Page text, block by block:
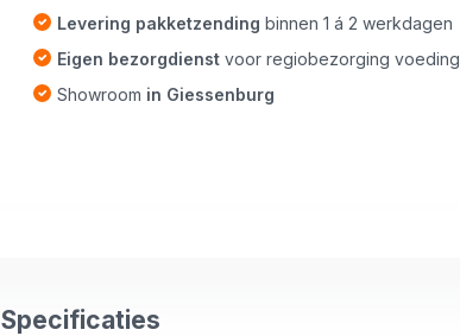
Levering pakketzendingbinnen 1 á 2 werkdagen
Eigen bezorgdienstvoor regiobezorging voeding
Showroom in Giessenburg
Specificaties